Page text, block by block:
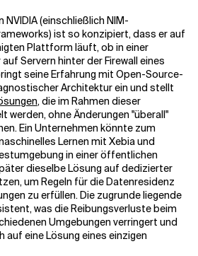
(einschließlich NIM-
ist so konzipiert, dass er auf
Plattform läuft, ob in einer
Servern hinter der Firewall eines
seine Erfahrung mit Open-Source-
Architektur ein und stellt
, die im Rahmen dieser
werden, ohne Änderungen "überall"
Ein Unternehmen könnte zum
Lernen mit Xebia und
in einer öffentlichen
dieselbe Lösung auf dedizierter
um Regeln für die Datenresidenz
zu erfüllen. Die zugrunde liegende
was die Reibungsverluste beim
Umgebungen verringert und
auf eine Lösung eines einzigen